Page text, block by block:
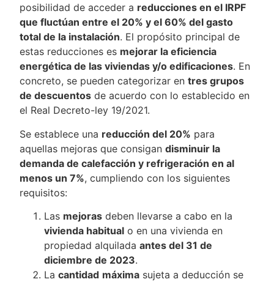
posibilidad de acceder a reducciones en el IRPF
que fluctúan entre el 20% y el 60% del gasto
total de la instalación. El propósito principal de
estas reducciones es mejorar la eficiencia
energética de las viviendas y/o edificaciones. En
concreto, se pueden categorizar entres grupos
de descuentos de acuerdo con lo establecido en
el Real Decreto-ley 19/2021.
Se establece una reducción del 20% para
aquellas mejoras que consigandisminuir la
demanda de calefacción y refrigeración en al
menos un 7%, cumpliendo con los siguientes
requisitos:
Las mejoras deben llevarse a cabo en la
vivienda habitual o en una vivienda en
propiedad alquiladaantes del 31 de
diciembre de 2023.
Lacantidad máxima sujeta a deducción se